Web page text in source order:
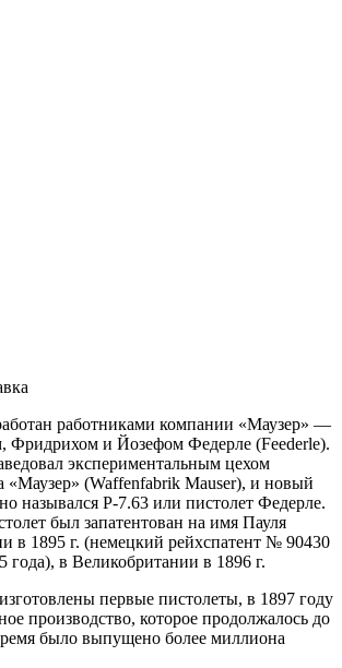
работниками компании «Маузер» —
Фридрихом и Йозефом Федерле (Feederle).
экспериментальным цехом
«Маузер» (Waffenfabrik Mauser), и новый
назывался P-7.63 или пистолет Федерле.
был запатентован на имя Пауля
в 1895 г. (немецкий рейхспатент № 90430
года), в Великобритании в 1896 г.
первые пистолеты, в 1897 году
производство, которое продолжалось до
было выпущено более миллиона